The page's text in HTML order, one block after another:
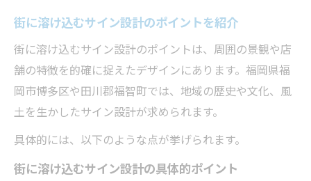
街に溶け込むサイン設計のポイントを紹介
街に溶け込むサイン設計のポイントは、周囲の景観や店
舗の特徴を的確に捉えたデザインにあります。福岡県福
岡市博多区や田川郡福智町では、地域の歴史や文化、風
土を生かしたサイン設計が求められます。
具体的には、以下のような点が挙げられます。
街に溶け込むサイン設計の具体的ポイント